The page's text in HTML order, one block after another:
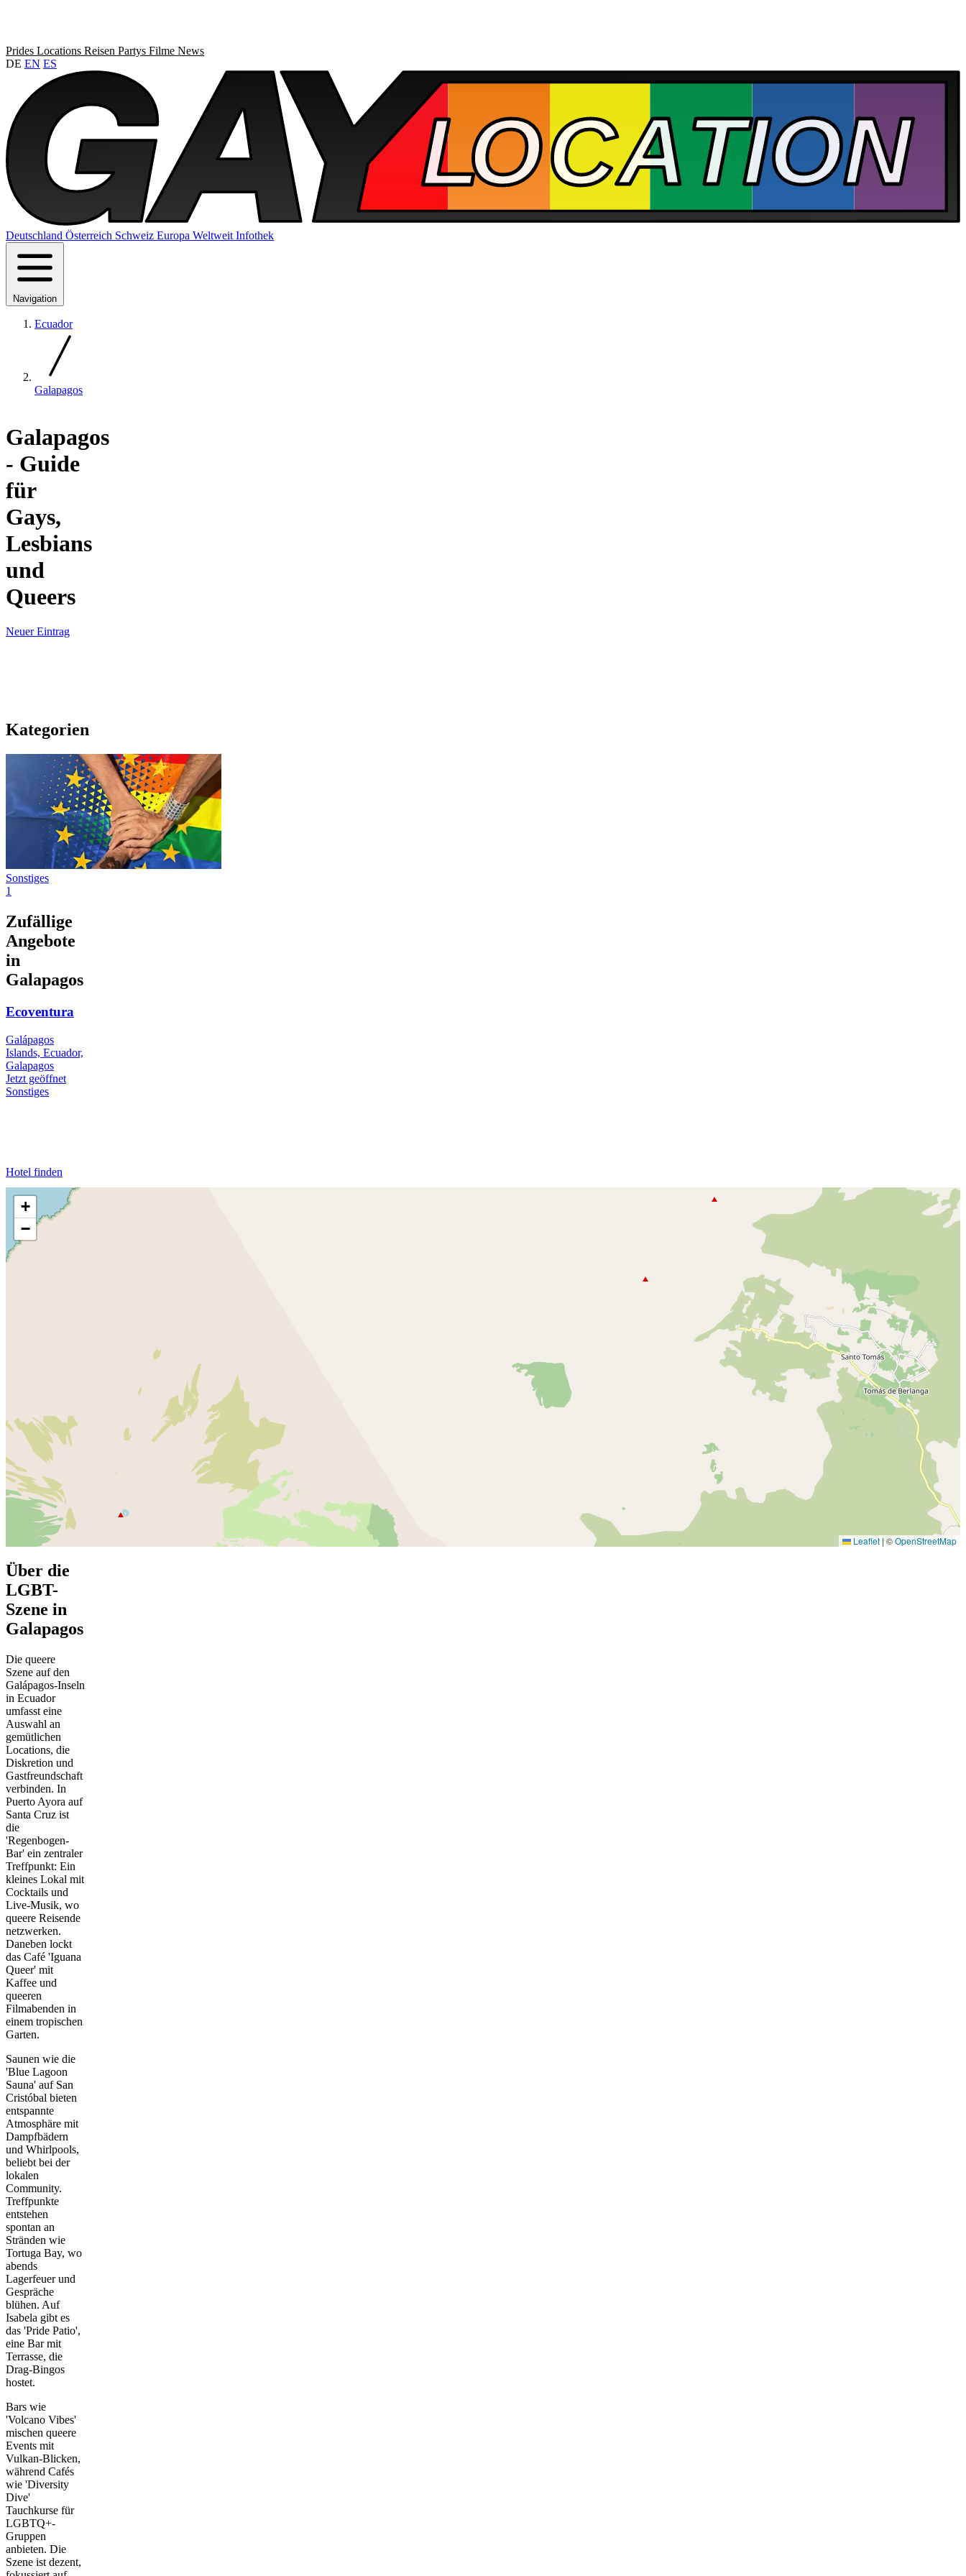
Prides Locations Reisen Partys Filme News
DE EN ES
Deutschland Österreich Schweiz Europa Weltweit Infothek
Navigation
Ecuador
Galapagos
Galapagos
- Guide
für
Gays,
Lesbians
und
Queers
Neuer Eintrag
Kategorien
Sonstiges
1
Zufällige
Angebote
in
Galapagos
Ecoventura
Galápagos
Islands, Ecuador,
Galapagos
Jetzt geöffnet
Sonstiges
Hotel finden
+
−
Leaflet | ©OpenStreetMap
Über die
LGBT-
Szene in
Galapagos
Die queere
Szene auf den
Galápagos-Inseln
in Ecuador
umfasst eine
Auswahl an
gemütlichen
Locations, die
Diskretion und
Gastfreundschaft
verbinden. In
Puerto Ayora auf
Santa Cruz ist
die
'Regenbogen-
Bar' ein zentraler
Treffpunkt: Ein
kleines Lokal mit
Cocktails und
Live-Musik, wo
queere Reisende
netzwerken.
Daneben lockt
das Café 'Iguana
Queer' mit
Kaffee und
queeren
Filmabenden in
einem tropischen
Garten.
Saunen wie die
'Blue Lagoon
Sauna' auf San
Cristóbal bieten
entspannte
Atmosphäre mit
Dampfbädern
und Whirlpools,
beliebt bei der
lokalen
Community.
Treffpunkte
entstehen
spontan an
Stränden wie
Tortuga Bay, wo
abends
Lagerfeuer und
Gespräche
blühen. Auf
Isabela gibt es
das 'Pride Patio',
eine Bar mit
Terrasse, die
Drag-Bingos
hostet.
Bars wie
'Volcano Vibes'
mischen queere
Events mit
Vulkan-Blicken,
während Cafés
wie 'Diversity
Dive'
Tauchkurse für
LGBTQ+-
Gruppen
anbieten. Die
Szene ist dezent,